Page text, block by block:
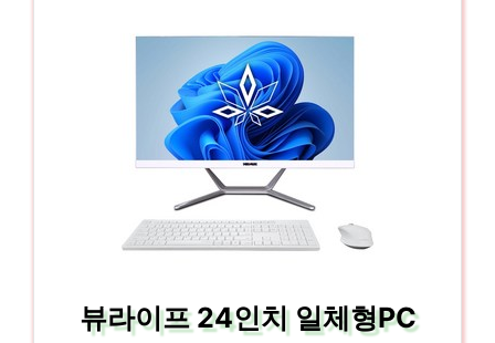
뷰라이프 24인치 일체형PC